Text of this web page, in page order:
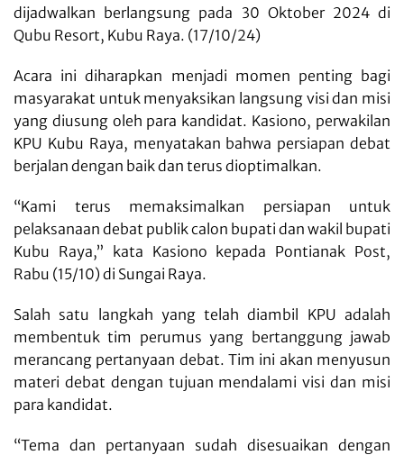
dijadwalkan berlangsung pada 30 Oktober 2024 di
Qubu Resort, Kubu Raya. (17/10/24)
Acara ini diharapkan menjadi momen penting bagi
masyarakat untuk menyaksikan langsung visi dan misi
yang diusung oleh para kandidat. Kasiono, perwakilan
KPU Kubu Raya, menyatakan bahwa persiapan debat
berjalan dengan baik dan terus dioptimalkan.
“Kami terus memaksimalkan persiapan untuk
pelaksanaan debat publik calon bupati dan wakil bupati
Kubu Raya,” kata Kasiono kepada Pontianak Post,
Rabu (15/10) di Sungai Raya.
Salah satu langkah yang telah diambil KPU adalah
membentuk tim perumus yang bertanggung jawab
merancang pertanyaan debat. Tim ini akan menyusun
materi debat dengan tujuan mendalami visi dan misi
para kandidat.
“Tema dan pertanyaan sudah disesuaikan dengan